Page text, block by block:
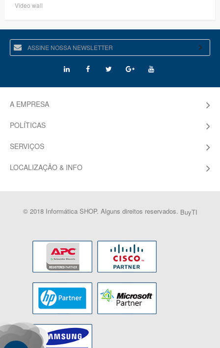
Video wall
A EMPRESA
POLÍTICAS
SERVIÇOS
LOCALIZAÇÃO & INFO
© 2018 Informática SHOP. Alguns direitos reservados. BuyTI